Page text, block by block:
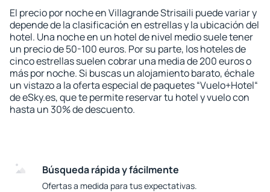
El precio por noche en Villagrande Strisaili puede variar y
depende de la clasificación en estrellas y la ubicación del
hotel. Una noche en un hotel de nivel medio suele tener
un precio de 50-100 euros. Por su parte, los hoteles de
cinco estrellas suelen cobrar una media de 200 euros o
más por noche. Si buscas un alojamiento barato, échale
un vistazo a la oferta especial de paquetes “Vuelo+Hotel“
de eSky.es, que te permite reservar tu hotel y vuelo con
hasta un 30% de descuento.
Búsqueda rápida y fácilmente
Ofertas a medida para tus expectativas.